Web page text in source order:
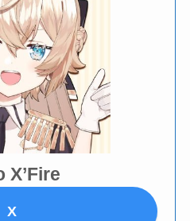
X’Fire
X